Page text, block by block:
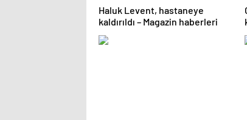
Haluk Levent, hastaneye
kaldırıldı – Magazin haberleri